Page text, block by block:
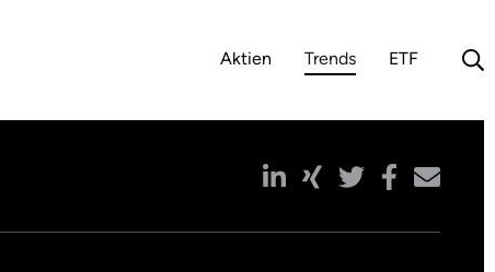
Aktien Trends
(aktuelle Auswahl)
ETF